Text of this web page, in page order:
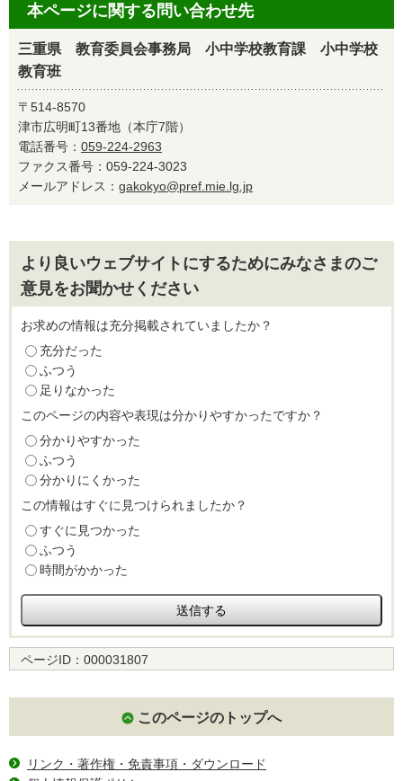
本ページに関する問い合わせ先
三重県 教育委員会事務局 小中学校教育課 小中学校
教育班
〒514-8570
津市広明町13番地（本庁7階）
電話番号： 059-224-2963
ファクス番号：059-224-3023
メールアドレス： gakokyo@pref.mie.lg.jp
より良いウェブサイトにするためにみなさまのご
意見をお聞かせください
お求めの情報は充分掲載されていましたか？
充分だった
ふつう
足りなかった
このページの内容や表現は分かりやすかったですか？
分かりやすかった
ふつう
分かりにくかった
この情報はすぐに見つけられましたか？
すぐに見つかった
ふつう
時間がかかった
ページID： 000031807
このページのトップへ
リンク・著作権・免責事項・ダウンロード